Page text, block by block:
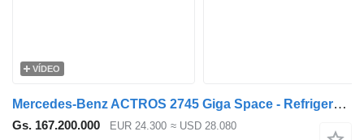
VÍDEO
Mercedes-Benz ACTROS 2745 Giga Space - Refrigerated box REFRIGERATION ENGINE -
Gs. 167.200.000 EUR 24.300 ≈ USD 28.080